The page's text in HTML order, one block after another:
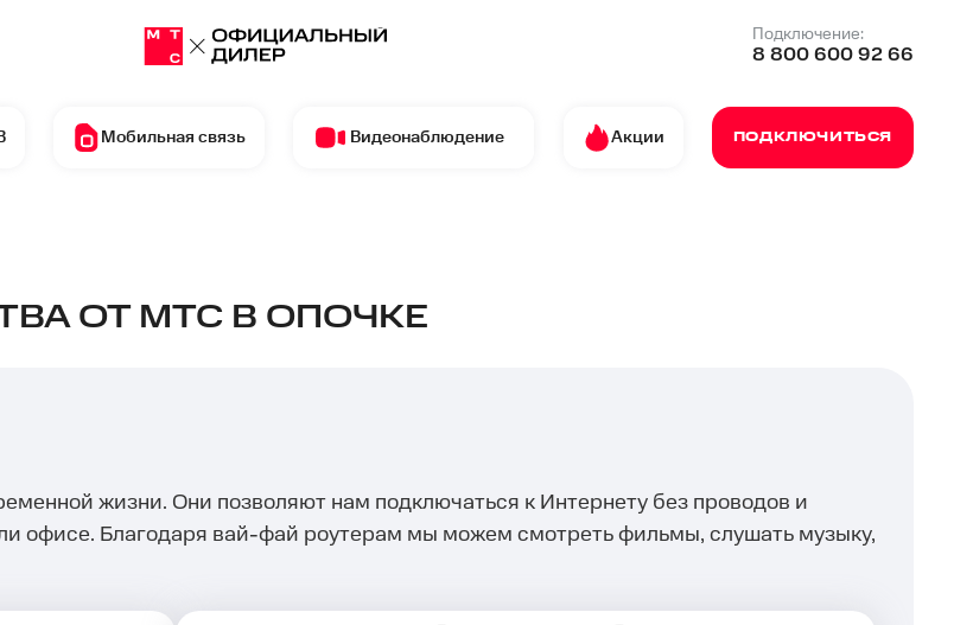
Подключение:
8 800 600 92 66
Мобильная связь Видеонаблюдение Акции ПОДКЛЮЧИТЬСЯ
ОТ МТС В ОПОЧКЕ
жизни. Они позволяют нам подключаться к Интернету без проводов и
офисе. Благодаря вай-фай роутерам мы можем смотреть фильмы, слушать музыку,